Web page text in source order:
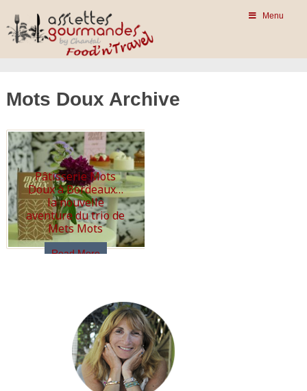
Menu
Mots Doux Archive
Pâtisserie Mots
Doux à Bordeaux…
la nouvelle
aventure du trio de
Mets Mots
Read More